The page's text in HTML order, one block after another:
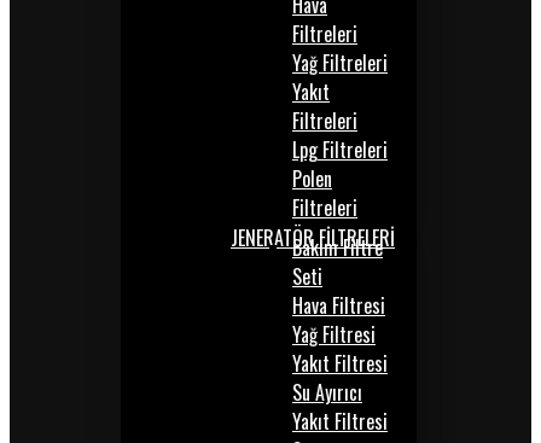
Filtreleri
Yağ Filtreleri
Yakıt
Filtreleri
Lpg Filtreleri
Polen
Filtreleri
JENERATÖR FİLTRELERİ
Bakım Filtre
Seti
Hava Filtresi
Yağ Filtresi
Yakıt Filtresi
Su Ayırıcı
Yakıt Filtresi